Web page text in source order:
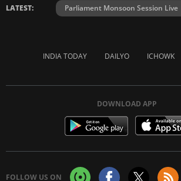
LATEST: Parliament Monsoon Session Live
INDIA TODAY DAILYO ICHOWK
DOWNLOAD APP
FOLLOW US ON